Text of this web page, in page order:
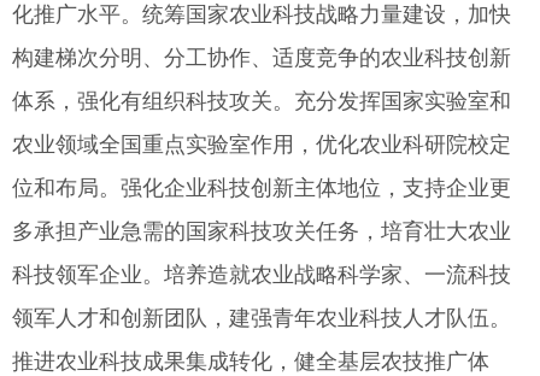
化推广水平。统筹国家农业科技战略力量建设，加快
构建梯次分明、分工协作、适度竞争的农业科技创新
体系，强化有组织科技攻关。充分发挥国家实验室和
农业领域全国重点实验室作用，优化农业科研院校定
位和布局。强化企业科技创新主体地位，支持企业更
多承担产业急需的国家科技攻关任务，培育壮大农业
科技领军企业。培养造就农业战略科学家、一流科技
领军人才和创新团队，建强青年农业科技人才队伍。
推进农业科技成果集成转化，健全基层农技推广体